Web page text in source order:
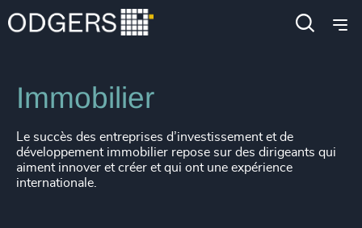
Expertise Industries
Immobilier
Le succès des entreprises d’investissement et de
développement immobilier repose sur des dirigeants qui
aiment innover et créer et qui ont une expérience
internationale.